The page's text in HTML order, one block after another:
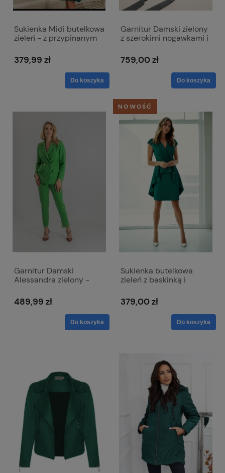
Sukienka Midi butelkowa
zieleń - z przypinanym
379,99 zł
Do koszyka
Garnitur Damski zielony
z szerokimi nogawkami i
Claire
759,00 zł
Do koszyka
Garnitur Damski
Alessandra zielony -
489,99 zł
Do koszyka
Sukienka butelkowa
zieleń z baskinką i
Simona
379,00 zł
Do koszyka
NOWOŚĆ